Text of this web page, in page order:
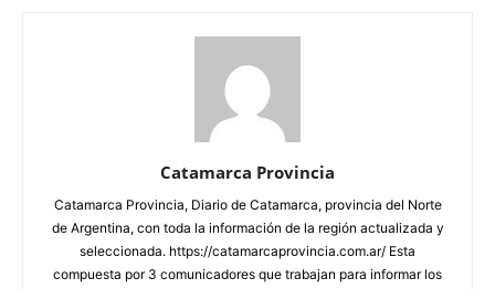
Catamarca Provincia
Catamarca Provincia, Diario de Catamarca, provincia del Norte
de Argentina, con toda la información de la región actualizada y
seleccionada. https://catamarcaprovincia.com.ar/ Esta
compuesta por 3 comunicadores que trabajan para informar los